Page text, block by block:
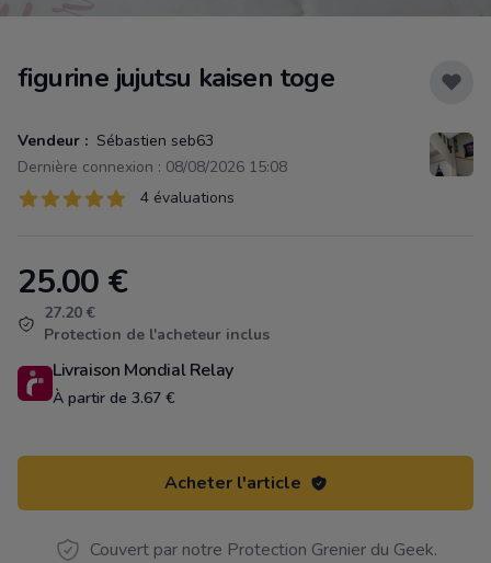
figurine jujutsu kaisen toge
Vendeur : Sébastien seb63
Dernière connexion : 08/08/2026 15:08
Évaluations
4 sur 5 étoiles 4 évaluations
Product information
25.00 €
27.20 €
Protection de l'acheteur inclus
Livraison Mondial Relay
À partir de 3.67 €
Acheter l'article
Couvert par notre Protection Grenier du Geek.